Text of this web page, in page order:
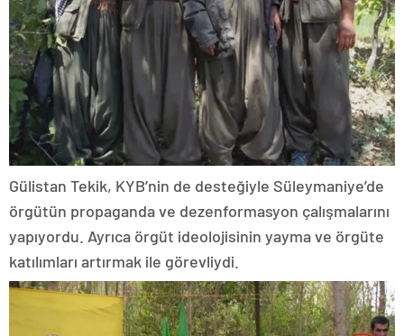
Gülistan Tekik, KYB’nin de desteğiyle Süleymaniye’de
örgütün propaganda ve dezenformasyon çalışmalarını
yapıyordu. Ayrıca örgüt ideolojisinin yayma ve örgüte
katılımları artırmak ile görevliydi.